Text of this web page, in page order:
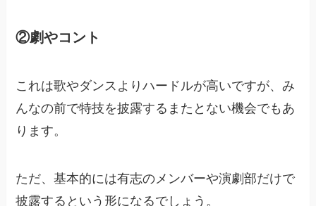
②劇やコント
これは歌やダンスよりハードルが高いですが、み
んなの前で特技を披露するまたとない機会でもあ
ります。
ただ、基本的には有志のメンバーや演劇部だけで
披露するという形になるでしょう。